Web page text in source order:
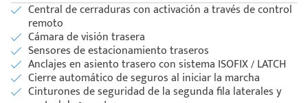
Central de cerraduras con activación a través de control
remoto
Cámara de visión trasera
Sensores de estacionamiento traseros
Anclajes en asiento trasero con sistema ISOFIX / LATCH
Cierre automático de seguros al iniciar la marcha
Cinturones de seguridad de la segunda fila laterales y